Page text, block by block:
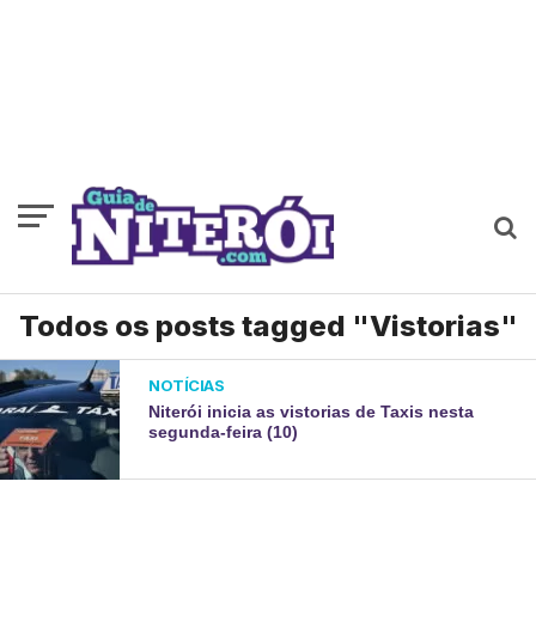
Todos os posts tagged "Vistorias"
NOTÍCIAS
Niterói inicia as vistorias de Taxis nesta
segunda-feira (10)